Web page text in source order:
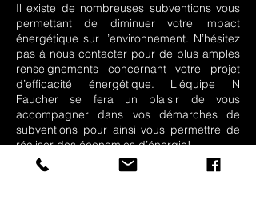
Il existe de nombreuses subventions vous
permettant de diminuer votre impact
énergétique sur l’environnement. N’hésitez
pas à nous contacter pour de plus amples
renseignements concernant votre projet
d’efficacité énergétique. L'équipe N
Faucher se fera un plaisir de vous
accompagner dans vos démarches de
subventions pour ainsi vous permettre de
réaliser des économies d’énergie!